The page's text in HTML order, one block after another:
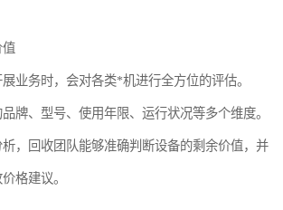
值
业务时，会对各类*机进行全方位的评估。
牌、型号、使用年限、运行状况等多个维度。
，回收团队能够准确判断设备的剩余价值，并
格建议。